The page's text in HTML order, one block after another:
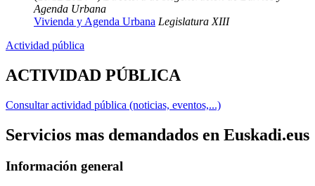
Agenda Urbana
Vivienda y Agenda Urbana Legislatura XIII
Actividad pública
ACTIVIDAD PÚBLICA
Consultar actividad pública (noticias, eventos,...)
Servicios mas demandados en Euskadi.eus
Información general